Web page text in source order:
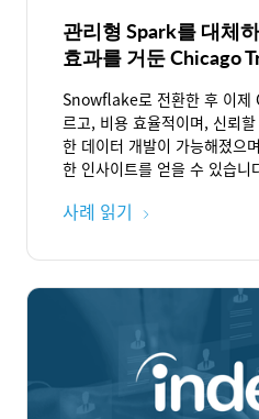
관리형 Spark를 대체
효과를 거둔 Chicago
Snowflake로 전환한 후 이제
르고, 비용 효율적이며, 신뢰
한 데이터 개발이 가능해졌으
한 인사이트를 얻을 수 있습니
사례 읽기